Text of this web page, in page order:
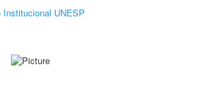
Institucional UNESP